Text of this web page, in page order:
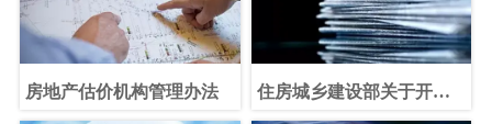
房地产估价机构管理办法
住房城乡建设部关于开通